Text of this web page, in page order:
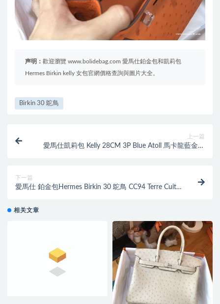
声明： 歡迎瀏覽 www.bolidebag.com 愛馬仕鉑金包和凱莉包
Hermes Birkin kelly 女包官網價格查詢與圖片大全。
Birkin 30 鴕鳥
上一篇
愛馬仕凱莉包 Kelly 28CM 3P Blue Atoll 馬卡龍藍金扣
下一篇
愛馬仕 鉑金包Hermes Birkin 30 鴕鳥 CC94 Terre Cuite
相关文章